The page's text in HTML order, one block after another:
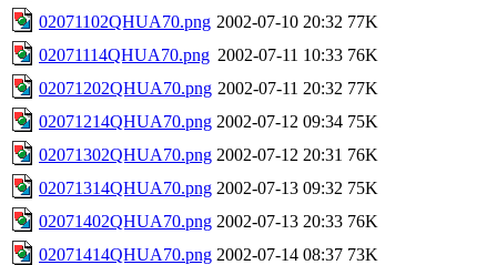
02071102QHUA70.png 2002-07-10 20:32 77K
02071114QHUA70.png 2002-07-11 10:33 76K
02071202QHUA70.png 2002-07-11 20:32 77K
02071214QHUA70.png 2002-07-12 09:34 75K
02071302QHUA70.png 2002-07-12 20:31 76K
02071314QHUA70.png 2002-07-13 09:32 75K
02071402QHUA70.png 2002-07-13 20:33 76K
02071414QHUA70.png 2002-07-14 08:37 73K